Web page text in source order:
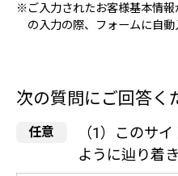
ご入力されたお客様基本情
の入力の際、フォームに自動
次の質問にご回答く
（1）このサ
ように辿り着